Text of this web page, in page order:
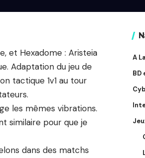
et Hexadome : Aristeia
Adaptation du jeu de
tactique 1v1 au tour
les mêmes vibrations.
similaire pour que je
dans des matchs
A
BD